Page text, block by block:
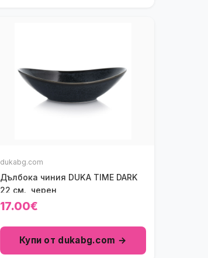
dukabg.com
Дълбока чиния DUKA TIME DARK
22 см., черен
17.00€
Купи от dukabg.com →